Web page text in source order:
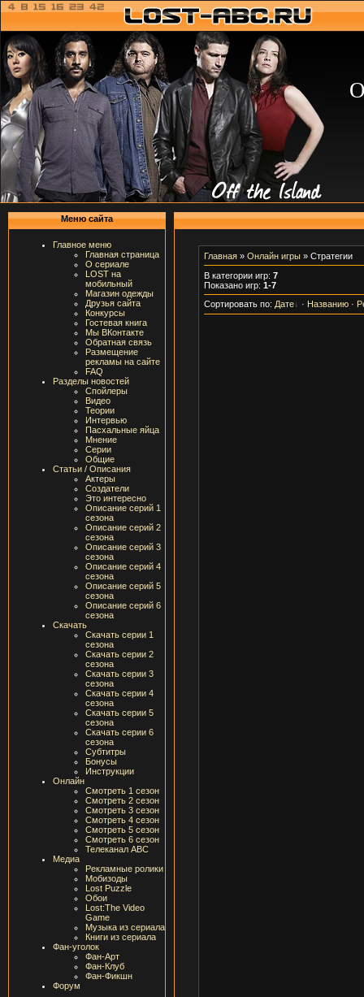
Меню сайта
Главное меню
Главная страница
О сериале
LOST на
мобильный
Магазин одежды
Друзья сайта
Конкурсы
Гостевая книга
Мы ВКонтакте
Обратная связь
Размещение
рекламы на сайте
FAQ
Разделы новостей
Спойлеры
Видео
Теории
Интервью
Пасхальные яйца
Мнение
Серии
Общие
Статьи / Описания
Актеры
Создатели
Это интересно
Описание серий 1
сезона
Описание серий 2
сезона
Описание серий 3
сезона
Описание серий 4
сезона
Описание серий 5
сезона
Описание серий 6
сезона
Скачать
Скачать серии 1
сезона
Скачать серии 2
сезона
Скачать серии 3
сезона
Скачать серии 4
сезона
Скачать серии 5
сезона
Скачать серии 6
сезона
Субтитры
Бонусы
Инструкции
Онлайн
Смотреть 1 сезон
Смотреть 2 сезон
Смотреть 3 сезон
Смотреть 4 сезон
Смотреть 5 сезон
Смотреть 6 сезон
Телеканал ABC
Медиа
Рекламные ролики
Мобизоды
Lost Puzzle
Обои
Lost:The Video
Game
Музыка из сериала
Книги из сериала
Фан-уголок
Фан-Арт
Фан-Клуб
Фан-Фикшн
Форум
Главная » Онлайн игры » Стратегии
В категории игр: 7
Показано игр: 1-7
Сортировать по: Дате · Названию ·